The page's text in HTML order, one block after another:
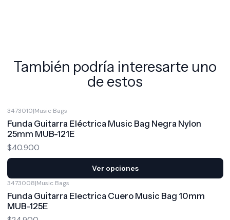
También podría interesarte uno
de estos
3473010|Music Bags
Funda Guitarra Eléctrica Music Bag Negra Nylon
25mm MUB-121E
$40.900
Ver opciones
3473008|Music Bags
Funda Guitarra Electrica Cuero Music Bag 10mm
MUB-125E